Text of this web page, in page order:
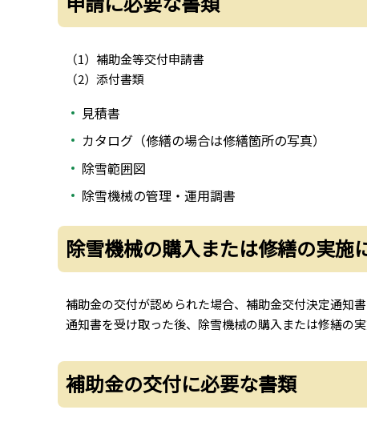
（1）補助金等交付申請書
（2）添付書類
見積書
カタログ（修繕の場合は修繕箇所の写真）
除雪範囲図
除雪機械の管理・運用調書
除雪機械の購入または修繕の実施
補助金の交付が認められた場合、補助金交付決定通知書
通知書を受け取った後、除雪機械の購入または修繕の実
補助金の交付に必要な書類